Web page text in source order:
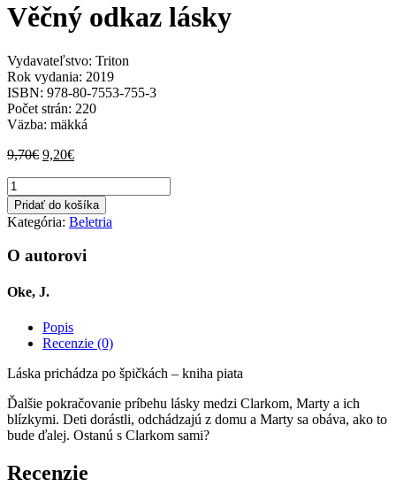
Věčný odkaz lásky
Vydavateľstvo: Triton
Rok vydania: 2019
ISBN: 978-80-7553-755-3
Počet strán: 220
Väzba: mäkká
9,70€ Pôvodná
9,70€.
9,20€Aktuálna
9,20€.
množstvo
Věčný
odkaz
lásky
Pridať do košíka
Kategória: Beletria
O autorovi
Oke, J.
Popis
Recenzie (0)
Láska prichádza po špičkách – kniha piata
Ďalšie pokračovanie príbehu lásky medzi Clarkom, Marty a ich
blízkymi. Deti dorástli, odchádzajú z domu a Marty sa obáva, ako to
bude ďalej. Ostanú s Clarkom sami?
Recenzie